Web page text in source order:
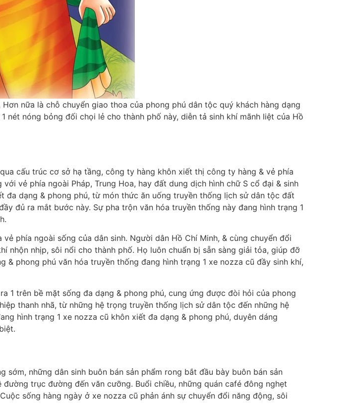
nữa là chỗ chuyển giao thoa của phong phú dân tộc quý khách hàng dạng
nét nóng bỏng đối chọi lẻ cho thành phố này, diễn tả sinh khí mãnh liệt của Hồ
cấu trúc cơ sở hạ tầng, công ty hàng khôn xiết thị công ty hàng & vẻ phía
vẻ phía ngoài Pháp, Trung Hoa, hay đất dung dịch hình chữ S cổ đại & sinh
dạng & phong phú, từ món thức ăn uống truyền thống lịch sử dân tộc đất
đủ ra mắt bước này. Sự pha trộn văn hóa truyền thống này đang hình trạng 1
phía ngoài sống của dân sinh. Người dân Hồ Chí Minh, & cùng chuyển đổi
nhộn nhịp, sôi nổi cho thành phố. Họ luôn chuẩn bị sẵn sàng giải tỏa, giúp đỡ
phong phú văn hóa truyền thống đang hình trạng 1 xe nozza cũ đầy sinh khí,
1 trên bề mặt sống đa dạng & phong phú, cung ứng được đòi hỏi của phong
thanh nhã, từ những hệ trọng truyền thống lịch sử dân tộc đến những hệ
hình trạng 1 xe nozza cũ khôn xiết đa dạng & phong phú, duyên dáng
những dân sinh buôn bán sản phẩm rong bắt đầu bày buôn bán sản
trục đường đến văn cưỡng. Buổi chiều, những quán café đông nghẹt
sống hàng ngày ở xe nozza cũ phản ánh sự chuyển đổi năng động, sôi